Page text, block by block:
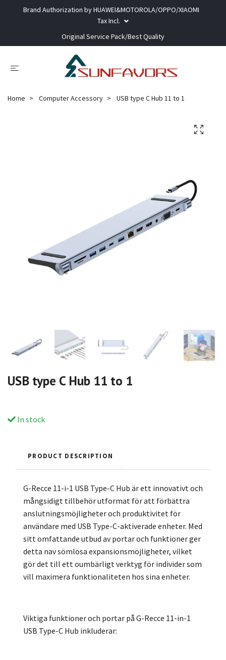
Brand Authorization by HUAWEI&MOTOROLA/OPPO/XIAOMI
Tax Incl.
Original Service Pack/Best Quality
Home Computer Accessory USB type C Hub 11 to 1
USB type C Hub 11 to 1
In stock
PRODUCT DESCRIPTION
G-Recce 11-i-1 USB Type-C Hub är ett innovativt och
mångsidigt tillbehör utformat för att förbättra
anslutningsmöjligheter och produktivitet för
användare med USB Type-C-aktiverade enheter. Med
sitt omfattande utbud av portar och funktioner ger
detta nav sömlösa expansionsmöjligheter, vilket
gör det till ett oumbärligt verktyg för individer som
vill maximera funktionaliteten hos sina enheter.
Viktiga funktioner och portar på G-Recce 11-in-1
USB Type-C Hub inkluderar: